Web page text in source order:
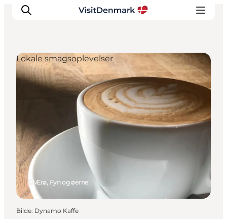
Inspirasjon
Overnatting
Planlegg reisen
Ærø, Fyn og øerne
Lokale smagsoplevelser
Bilde: Dynamo Kaffe